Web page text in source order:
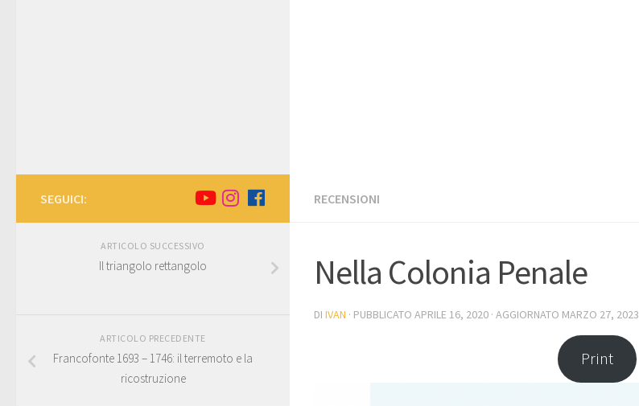
RECENSIONI
Nella Colonia Penale
DI IVAN · PUBBLICATO APRILE 16, 2020 · AGGIORNATO MARZO 27, 2023
Print
SEGUICI:
ARTICOLO SUCCESSIVO
Il triangolo rettangolo
ARTICOLO PRECEDENTE
Francofonte 1693 – 1746: il terremoto e la
ricostruzione